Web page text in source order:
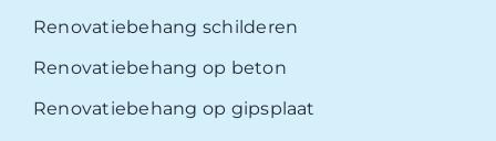
Renovatiebehang schilderen
Renovatiebehang op beton
Renovatiebehang op gipsplaat